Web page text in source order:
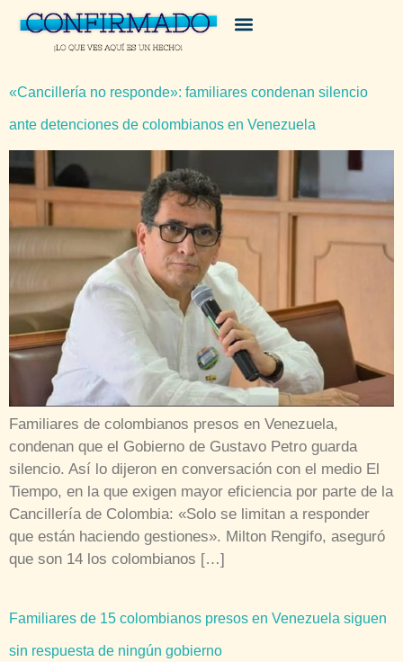
«Cancillería no responde»: familiares condenan silencio
ante detenciones de colombianos en Venezuela
Familiares de colombianos presos en Venezuela,
condenan que el Gobierno de Gustavo Petro guarda
silencio. Así lo dijeron en conversación con el medio El
Tiempo, en la que exigen mayor eficiencia por parte de la
Cancillería de Colombia: «Solo se limitan a responder
que están haciendo gestiones». Milton Rengifo, aseguró
que son 14 los colombianos […]
Familiares de 15 colombianos presos en Venezuela siguen
sin respuesta de ningún gobierno